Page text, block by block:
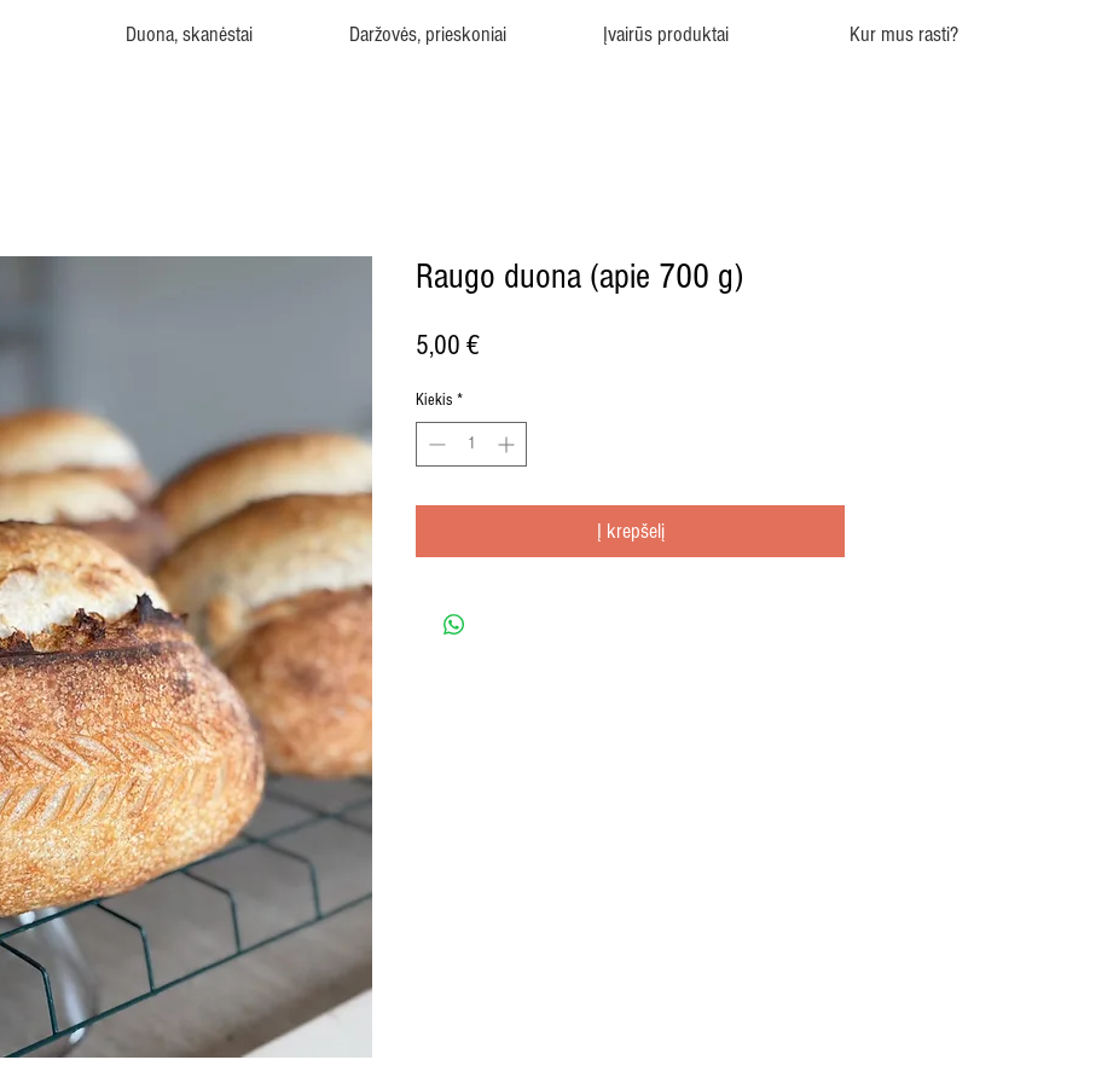
Duona, skanėstai Daržovės, prieskoniai Įvairūs produktai Kur mus rasti?
Raugo duona (apie 700 g)
5,00 €Price
Kiekis *
Į krepšelį